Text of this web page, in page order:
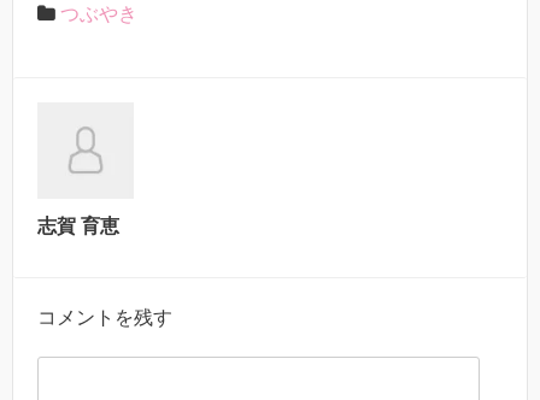
つぶやき
志賀 育恵
コメントを残す